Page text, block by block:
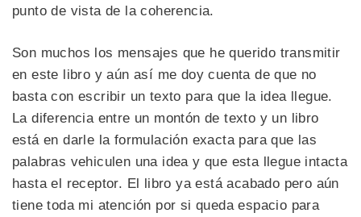
punto de vista de la coherencia.
Son muchos los mensajes que he querido transmitir
en este libro y aún así me doy cuenta de que no
basta con escribir un texto para que la idea llegue.
La diferencia entre un montón de texto y un libro
está en darle la formulación exacta para que las
palabras vehiculen una idea y que esta llegue intacta
hasta el receptor. El libro ya está acabado pero aún
tiene toda mi atención por si queda espacio para